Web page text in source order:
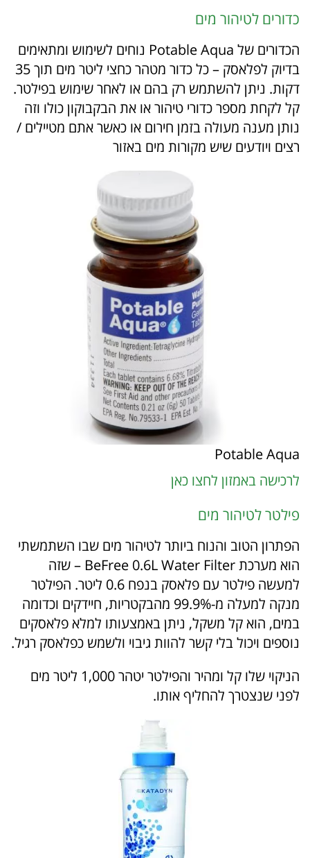
כדורים לטיהור מים
הכדורים של Potable Aqua נוחים לשימוש ומתאימים
בדיוק לפלאסק – כל כדור מטהר כחצי ליטר מים תוך 35
דקות. ניתן להשתמש רק בהם או לאחר שימוש בפילטר.
קל לקחת מספר כדורי טיהור או את הבקבוקון כולו וזה
נותן מענה מעולה בזמן חירום או כאשר אתם מטיילים /
רצים ויודעים שיש מקורות מים באזור
Potable Aqua
לרכישה באמזון לחצו כאן
פילטר לטיהור מים
הפתרון הטוב והנוח ביותר לטיהור מים שבו השתמשתי
הוא מערכת BeFree 0.6L Water Filter – שזה
למעשה פילטר עם פלאסק בנפח 0.6 ליטר. הפילטר
מנקה למעלה מ-99.9% מהבקטריות, חיידקים וכדומה
במים, הוא קל משקל, ניתן באמצעותו למלא פלאסקים
נוספים ויכול בלי קשר להוות גיבוי ולשמש כפלאסק רגיל.
הניקוי שלו קל ומהיר והפילטר יטהר 1,000 ליטר מים
לפני שנצטרך להחליף אותו.